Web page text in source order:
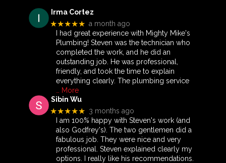
Irma Cortez
★★★★★ a month ago
I had great experience with Mighty Mike's
Plumbing! Steven was the technician who
completed the work, and he did an
outstanding job. He was professional,
friendly, and took the time to explain
everything clearly. The plumbing service
… More
Sibin Wu
★★★★★ 3 months ago
I am 100% happy with Steven's work (and
also Godfrey's). The two gentlemen did a
fabulous job. They were nice and very
professional. Steven explained clearly my
options. I really like his recommendations.